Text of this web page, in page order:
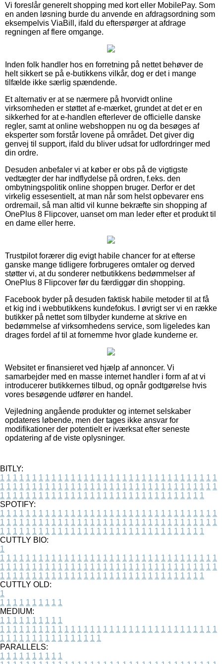
Vi foreslår generelt shopping med kort eller MobilePay. Som
en anden løsning burde du anvende en afdragsordning som
eksempelvis ViaBill, ifald du efterspørger at afdrage
regningen af flere omgange.
Inden folk handler hos en forretning på nettet behøver de
helt sikkert se på e-butikkens vilkår, dog er det i mange
tilfælde ikke særlig spændende.
Et alternativ er at se nærmere på hvorvidt online
virksomheden er støttet af e-mærket, grundet at det er en
sikkerhed for at e-handlen efterlever de officielle danske
regler, samt at online webshoppen nu og da besøges af
eksperter som forstår lovene på området. Det giver dig
genvej til support, ifald du bliver udsat for udfordringer med
din ordre.
Desuden anbefaler vi at køber er obs på de vigtigste
vedtægter der har indflydelse på ordren, f.eks. den
ombytningspolitik online shoppen bruger. Derfor er det
virkelig essesentielt, at man når som helst opbevarer ens
ordremail, så man altid vil kunne bekræfte sin shopping af
OnePlus 8 Flipcover, uanset om man leder efter et produkt til
en dame eller herre.
Trustpilot forærer dig evigt habile chancer for at efterse
ganske mange tidligere forbrugeres omtaler og derved
støtter vi, at du sonderer netbutikkens bedømmelser af
OnePlus 8 Flipcover før du færdiggør din shopping.
Facebook byder på desuden faktisk habile metoder til at få
et kig ind i webbutikkens kundefokus. I øvrigt ser vi en række
butikker på nettet som tilbyder kunderne at skrive en
bedømmelse af virksomhedens service, som ligeledes kan
drages fordel af til at fornemme hvor glade kunderne er.
Websitet er finansieret ved hjælp af annoncer. Vi
samarbejder med en masse internet handler i form af at vi
introducerer butikkernes tilbud, og opnår godtgørelse hvis
vores besøgende udfører en handel.
Vejledning angående produkter og internet selskaber
opdateres løbende, men der tages ikke ansvar for
modifikationer der potentielt er iværksat efter seneste
opdatering af de viste oplysninger.
BITLY:
1 1 1 1 1 1 1 1 1 1 1 1 1 1 1 1 1 1 1 1 1 1 1 1 1 1 1 1 1 1 1 1 1 1
1 1 1 1 1 1 1 1 1 1 1 1 1 1 1 1 1 1 1 1 1 1 1 1 1 1 1 1 1 1 1 1 1 1
1 1 1 1 1 1 1 1 1 1 1 1 1 1 1 1 1 1 1 1 1 1 1 1 1 1 1 1 1 1 1 1
SPOTIFY:
1 1 1 1 1 1 1 1 1 1 1 1 1 1 1 1 1 1 1 1 1 1 1 1 1 1 1 1 1 1 1 1 1 1
1 1 1 1 1 1 1 1 1 1 1 1 1 1 1 1 1 1 1 1 1 1 1 1 1 1 1 1 1 1 1 1 1 1
1 1 1 1 1 1 1 1 1 1 1 1 1 1 1 1 1 1 1 1 1 1 1 1 1 1 1 1 1 1 1 1
CUTTLY BIO:
1
1 1 1 1 1 1 1 1 1 1 1 1 1 1 1 1 1 1 1 1 1 1 1 1 1 1 1 1 1 1 1 1 1 1
1 1 1 1 1 1 1 1 1 1 1 1 1 1 1 1 1 1 1 1 1 1 1 1 1 1 1 1 1 1 1 1 1 1
1 1 1 1 1 1 1 1 1 1 1 1 1 1 1 1 1 1 1 1 1 1 1 1 1 1 1 1 1 1 1 1
CUTTLY OLD:
1
1 1 1 1 1 1 1 1 1 1
MEDIUM:
1 1 1 1 1 1 1 1 1 1
1 1 1 1 1 1 1 1 1 1 1 1 1 1 1 1 1 1 1 1 1 1 1 1 1 1 1 1 1 1 1 1 1 1
1 1 1 1 1 1 1 1 1 1 1 1 1 1 1 1
PARALLELS:
1 1 1 1 1 1 1 1 1 1